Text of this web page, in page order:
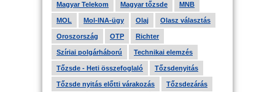
Magyar Telekom Magyar tőzsde MNB
MOL Mol-INA-ügy Olaj Olasz választás
Oroszország OTP Richter
Szíriai polgárháború Technikai elemzés
Tőzsde - Heti összefoglaló Tőzsdenyitás
Tőzsde nyitás előtti várakozás Tőzsdezárás